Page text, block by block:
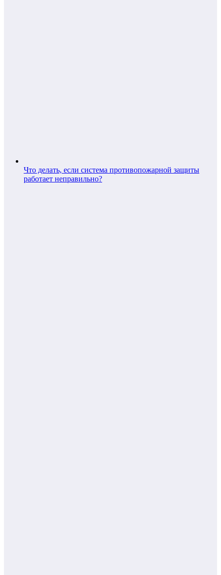
Что делать, если система противопожарной защиты
работает неправильно?